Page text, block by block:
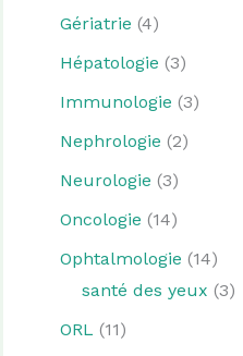
Gériatrie (4)
Hépatologie (3)
Immunologie (3)
Nephrologie (2)
Neurologie (3)
Oncologie (14)
Ophtalmologie (14)
santé des yeux (3)
ORL (11)